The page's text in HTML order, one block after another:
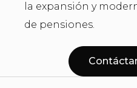
la expansión y
de pensiones.